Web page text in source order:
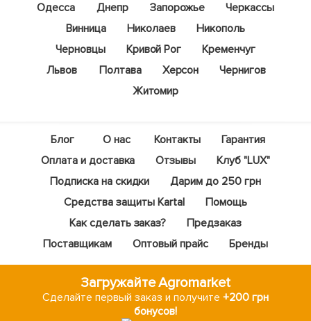
Одесса
Днепр Запорожье
Черкассы
Винница
Николаев
Никополь
Черновцы
Кривой Рог
Кременчуг
Львов
Полтава Херсон
Чернигов
Житомир
Блог О нас Контакты
Гарантия
Оплата и доставка
Отзывы
Клуб "LUX"
Подписка на скидки
Дарим до 250 грн
Средства защиты Kartal
Помощь
Как сделать заказ?
Предзаказ
Поставщикам
Оптовый прайс Бренды
Загружайте Agromarket
Сделайте первый заказ и получите +200 грн
бонусов!